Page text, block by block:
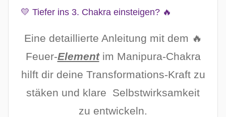
💛 Tiefer ins 3. Chakra einsteigen? 🔥
Eine detaillierte Anleitung mit dem 🔥
Feuer-Elementim Manipura-Chakra
hilft dir deine Transformations-Kraft zu
stäken und klare Selbstwirksamkeit
zu entwickeln.